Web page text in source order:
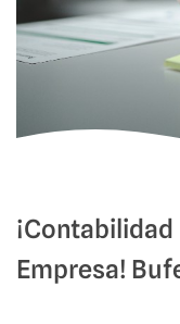
Empresa!